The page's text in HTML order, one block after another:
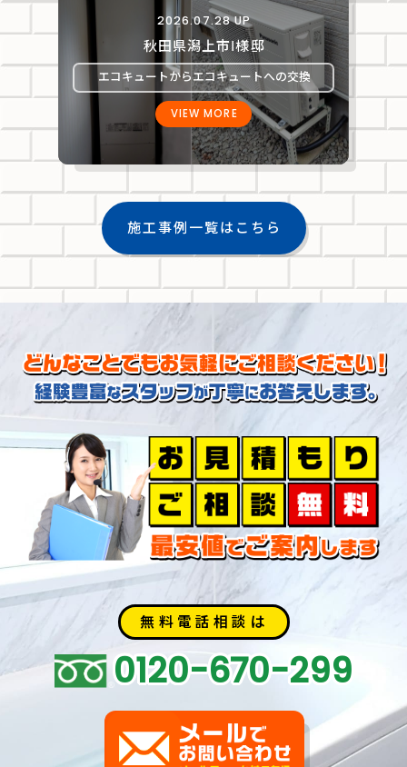
2026.07.28 UP
秋田県潟上市Ⅰ様邸
エコキュートからエコキュートへの交換
VIEW MORE
施工事例一覧はこちら
無料電話相談は
0120-670-299